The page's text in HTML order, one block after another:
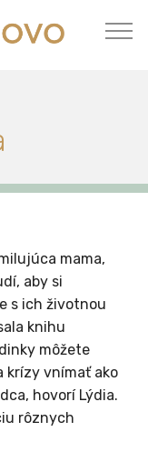
mama,
aby si
s ich životnou
knihu
môžete
krízy vnímať ako
hovorí Lýdia.
rôznych